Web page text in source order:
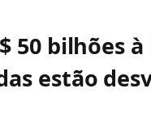
50 bilhões
estão